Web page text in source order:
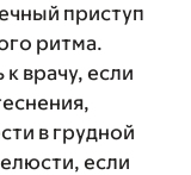
приступ
ритма.
врачу, если
в грудной
если